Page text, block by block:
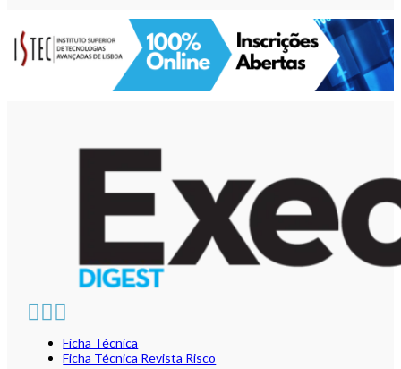
Ficha Técnica
Ficha Técnica Revista Risco